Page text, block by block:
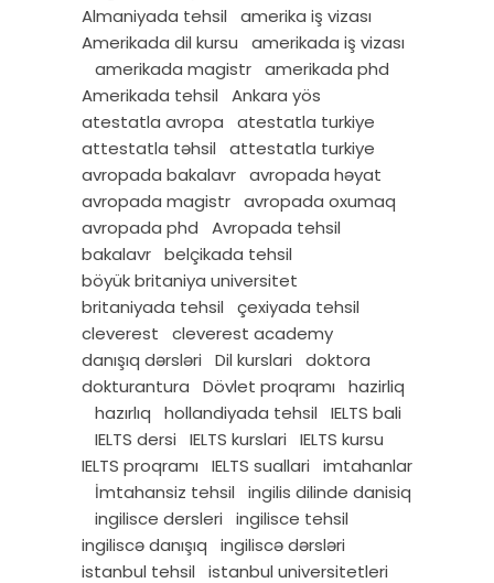
Almaniyada tehsil
amerika iş vizası
Amerikada dil kursu
amerikada iş vizası
amerikada magistr amerikada phd
Amerikada tehsil
Ankara yös
atestatla avropa
atestatla turkiye
attestatla təhsil
attestatla turkiye
avropada bakalavr avropada həyat
avropada magistr avropada oxumaq
avropada phd
Avropada tehsil
bakalavr belçikada tehsil
böyük britaniya universitet
britaniyada tehsil
çexiyada tehsil
cleverest
cleverest academy
danışıq dərsləri
Dil kurslari
doktora
dokturantura
Dövlet proqramı
hazirliq
hazırlıq
hollandiyada tehsil
IELTS bali
IELTS dersi
IELTS kurslari
IELTS kursu
IELTS proqramı
IELTS suallari
imtahanlar
İmtahansiz tehsil
ingilis dilinde danisiq
ingilisce dersleri
ingilisce tehsil
ingiliscə danışıq
ingiliscə dərsləri
istanbul tehsil
istanbul universitetleri